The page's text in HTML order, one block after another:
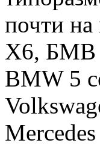
почти
Х6, БМВ
BMW 5